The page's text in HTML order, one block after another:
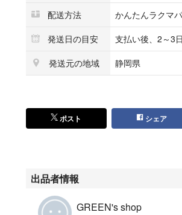
配送方法
かんたんラクマ
発送日の目安
支払い後、2～3
発送元の地域
静岡県
ポスト シェア
出品者情報
GREEN's shop